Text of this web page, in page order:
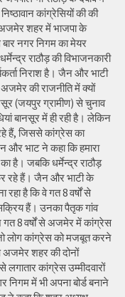
कांग्रेसियों की की
अजमेर शहर में भाजपा के
नगर निगम का मेयर
राठौड़ की विभाजनकारी
निराश है। जैन और भाटी
की राजनीति में क्यों
(जयपुर ग्रामीण) से चुनाव
बानसूर में ही रही है। लेकिन
हैं, जिससे कांग्रेस का
और भाट ने कहा कि हमारा
है। जबकि धर्मेन्द्र राठौड़
रहे हैं। जैन और भाटी के
है कि वे गत 8 वर्षों से
हैं। उनका पैतृक गांव
8 वर्षों से अजमेर में कांग्रेस
लोग कांग्रेस को मजबूत करने
अजमेर शहर की दोनों
लगातार कांग्रेस उम्मीदवारों
निगम में भी अपना बोर्ड बनाने